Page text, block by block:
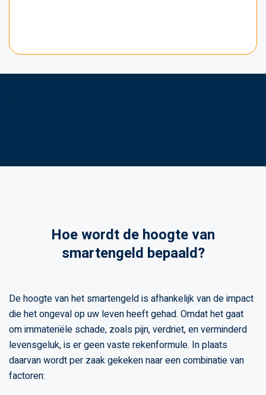
Hoe wordt de hoogte van
smartengeld bepaald?
De hoogte van het smartengeld is afhankelijk van de impact
die het ongeval op uw leven heeft gehad. Omdat het gaat
om immateriële schade, zoals pijn, verdriet, en verminderd
levensgeluk, is er geen vaste rekenformule. In plaats
daarvan wordt per zaak gekeken naar een combinatie van
factoren: